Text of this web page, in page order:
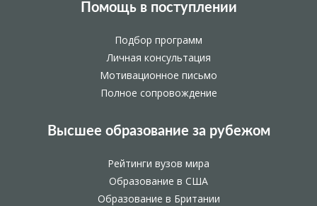
Помощь в поступлении
Подбор программ
Личная консультация
Мотивационное письмо
Полное сопровождение
Высшее образование за рубежом
Рейтинги вузов мира
Образование в США
Образование в Британии